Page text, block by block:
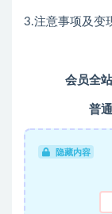
3.注意事项及变
会员全
普
隐藏内容